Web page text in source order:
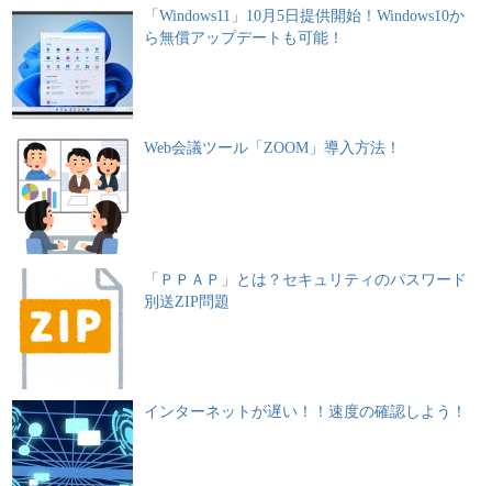
「Windows11」10月5日提供開始！Windows10か
ら無償アップデートも可能！
Web会議ツール「ZOOM」導入方法！
「ＰＰＡＰ」とは？セキュリティのパスワード
別送ZIP問題
インターネットが遅い！！速度の確認しよう！